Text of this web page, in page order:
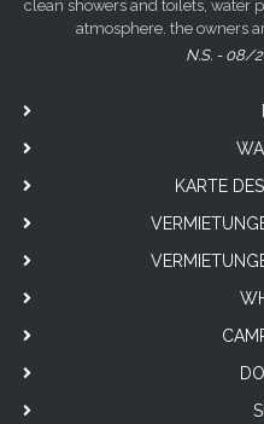
clean showers and toilets, water
atmosphere. the owners
N.S. - 08/
KARTE